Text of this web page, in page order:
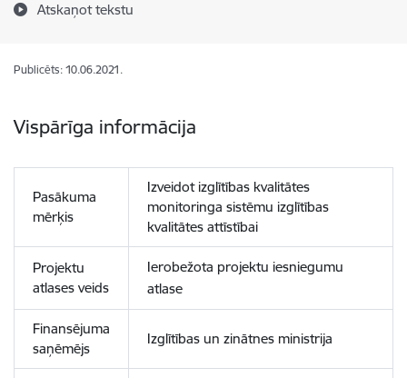
Atskaņot tekstu
Publicēts: 10.06.2021.
Vispārīga informācija
Pasākuma
mērķis
Izveidot izglītības kvalitātes
monitoringa sistēmu izglītības
kvalitātes attīstībai
Projektu
atlases veids
Ierobežota projektu iesniegumu
atlase
Finansējuma
saņēmējs
Izglītības un zinātnes ministrija